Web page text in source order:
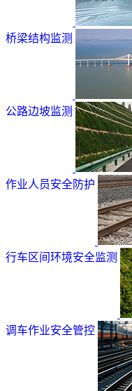
桥梁结构监测
公路边坡监测
作业人员安全防护
行车区间环境安全监测
调车作业安全管控